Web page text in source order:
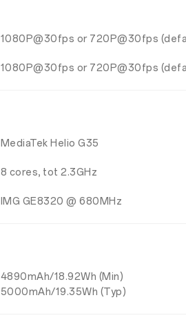
1080P@30fps or 720P@30fps
1080P@30fps or 720P@30fps
MediaTek Helio G35
8 cores, tot 2.3GHz
IMG GE8320 @ 680MHz
4890mAh/18.92Wh (Min)
5000mAh/19.35Wh (Typ)